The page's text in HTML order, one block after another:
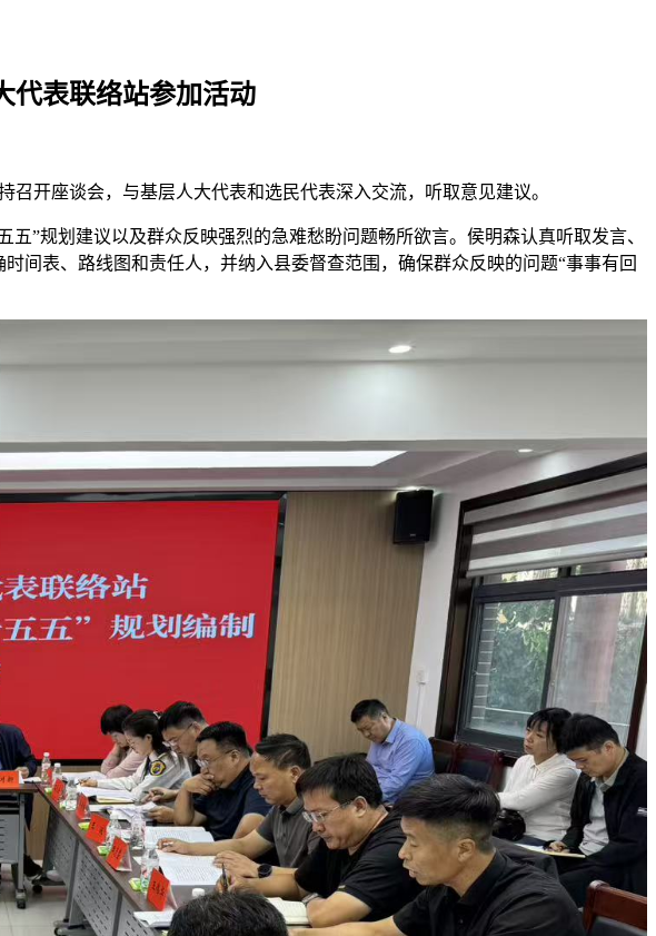
代表联络站参加活动
开座谈会，与基层人大代表和选民代表深入交流，听取意见建议。
”规划建议以及群众反映强烈的急难愁盼问题畅所欲言。侯明森认真听取发言、
间表、路线图和责任人，并纳入县委督查范围，确保群众反映的问题“事事有回